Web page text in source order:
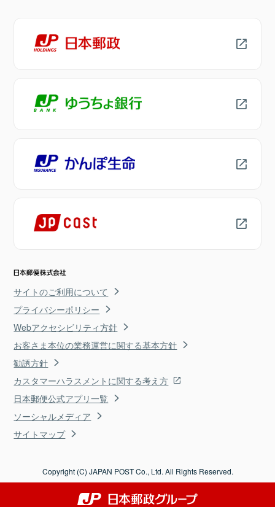
サイトのご利用について
プライバシーポリシー
Webアクセシビリティ方針
お客さま本位の業務運営に関する基本方針
勧誘方針
カスタマーハラスメントに関する考え方
日本郵便公式アプリ一覧
ソーシャルメディア
サイトマップ
Copyright (C) JAPAN POST Co., Ltd. All Rights Reserved.